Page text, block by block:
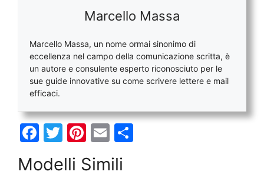
Marcello Massa
Marcello Massa, un nome ormai sinonimo di
eccellenza nel campo della comunicazione scritta, è
un autore e consulente esperto riconosciuto per le
sue guide innovative su come scrivere lettere e mail
efficaci.
F
c
T
itt
Pi
er
E
ai
Modelli Simili